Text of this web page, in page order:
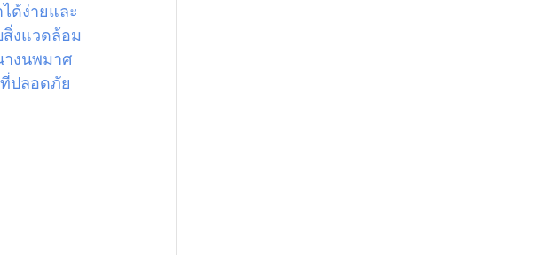
ด้ง่ายและ
งแวดล้อม
างนพมาศ
ปลอดภัย